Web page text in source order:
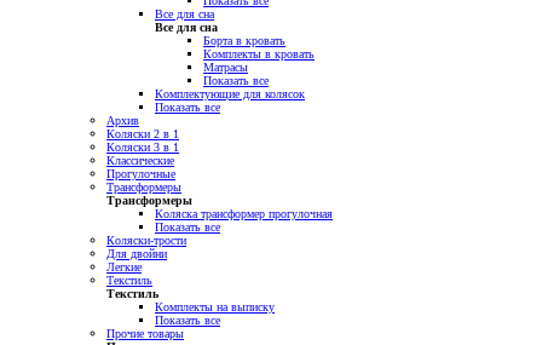
Все для сна
Все для сна
Борта в кровать
Комплекты в кровать
Матрасы
Показать все
Комплектующие для колясок
Показать все
Архив
Коляски 2 в 1
Коляски 3 в 1
Классические
Прогулочные
Трансформеры
Трансформеры
Коляска трансформер прогулочная
Показать все
Коляски-трости
Для двойни
Легкие
Текстиль
Текстиль
Комплекты на выписку
Показать все
Прочие товары